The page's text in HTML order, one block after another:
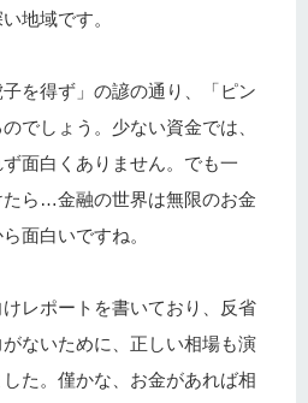
地域です。
子を得ず」の諺の通り、「ピン
でしょう。少ない資金では、
面白くありません。でも一
たら…金融の世界は無限のお金
面白いですね。
レポートを書いており、反省
ないために、正しい相場も演
た。僅かな、お金があれば相